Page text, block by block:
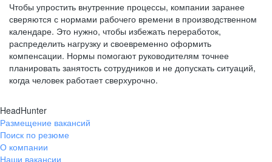
Чтобы упростить внутренние процессы, компании заранее
сверяются с нормами рабочего времени в производственном
календаре. Это нужно, чтобы избежать переработок,
распределить нагрузку и своевременно оформить
компенсации. Нормы помогают руководителям точнее
планировать занятость сотрудников и не допускать ситуаций,
когда человек работает сверхурочно.
HeadHunter
Размещение вакансий
Поиск по резюме
О компании
Наши вакансии